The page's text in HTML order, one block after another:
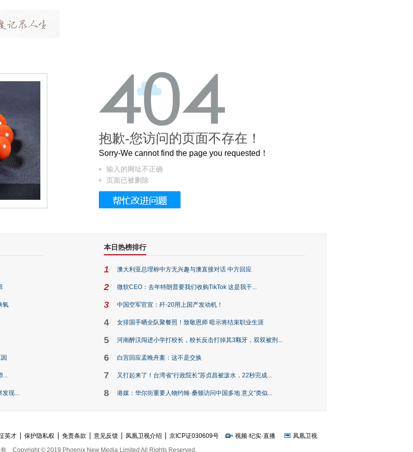
这个3.2米的长卷，还原了600岁的紫禁城
抱歉-您访问的页面不存在！
Sorry-We cannot find the page you requested！
输入的网址不正确
页面已被删除
氧
...
发现...
本日热榜排行
1 澳大利亚总理称中方无兴趣与澳直接对话 中方回应
2 微软CEO：去年特朗普要我们收购TikTok 这是我干...
3 中国空军官宣：歼-20用上国产发动机！
4 女排国手晒全队聚餐照！致敬恩师 暗示将结束职业生涯
5 河南醉汉闯进小学打校长，校长反击打掉其3颗牙，双双被刑...
6 白宫回应孟晚舟案：这不是交换
7 又打起来了！台湾省“行政院长”苏贞昌被泼水，22秒完成...
8 港媒：华尔街重要人物约翰·桑顿访问中国多地 意义“类似...
英才 保护隐私权 免责条款 意见反馈 凤凰卫视介绍 京ICP证030609号 视频·纪实·直播
凤凰卫视
Copyright © 2019 Phoenix New Media Limited All Rights Reserved.